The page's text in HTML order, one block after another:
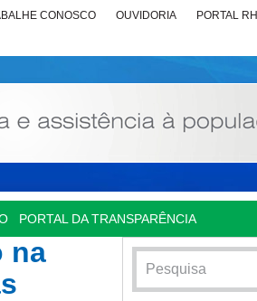
CONOSCO OUVIDORIA PORTAL RH
PORTAL DA TRANSPARÊNCIA
na